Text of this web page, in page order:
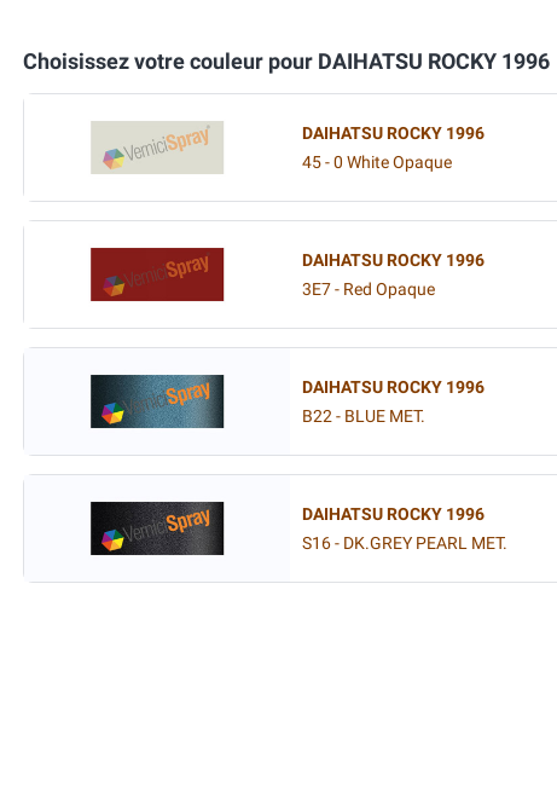
Choisissez votre couleur pour DAIHATSU ROCKY 1996
DAIHATSU ROCKY 1996
45 - 0 White Opaque
DAIHATSU ROCKY 1996
3E7 - Red Opaque
DAIHATSU ROCKY 1996
B22 - BLUE MET.
DAIHATSU ROCKY 1996
S16 - DK.GREY PEARL MET.